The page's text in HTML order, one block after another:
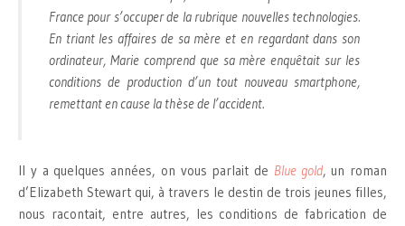
France pour s’occuper de la rubrique nouvelles technologies.
En triant les affaires de sa mère et en regardant dans son
ordinateur, Marie comprend que sa mère enquêtait sur les
conditions de production d’un tout nouveau smartphone,
remettant en cause la thèse de l’accident.
Il y a quelques années, on vous parlait de Blue gold, un roman
d’Elizabeth Stewart qui, à travers le destin de trois jeunes filles,
nous racontait, entre autres, les conditions de fabrication de